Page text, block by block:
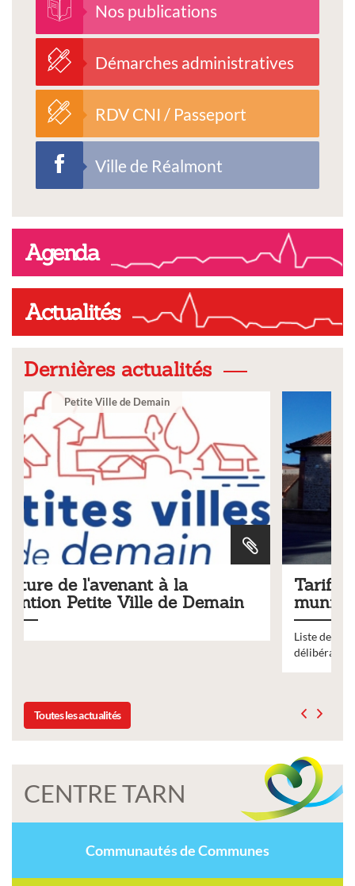
Nos publications
Démarches administratives
RDV CNI / Passeport
Ville de Réalmont
Agenda
Actualités
Dernières actualités
Tarifs 2026 des services
municipaux
Liste des tarifs 2026 des services municipaux,
délibération du conseil municipal du 19 décembre 2025
Toutes les actualités
CENTRE TARN
Communautés de Communes